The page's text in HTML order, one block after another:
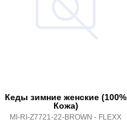
Кеды зимние женские (100%
Кожа)
MI-RI-Z7721-22-BROWN - FLEXX